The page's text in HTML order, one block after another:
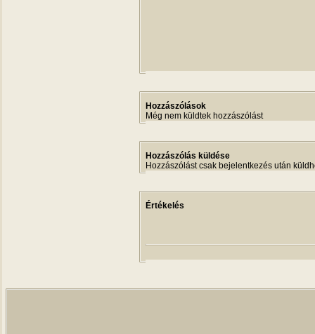
Hozzászólások
Még nem küldtek hozzászólást
Hozzászólás küldése
Hozzászólást csak bejelentkezés után
Értékelés